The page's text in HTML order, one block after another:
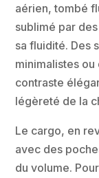
aérien, tombé
sublimé par
sa fluidité. Des
minimalistes
contraste
légèreté de la
Le cargo, en
avec des
du volume.